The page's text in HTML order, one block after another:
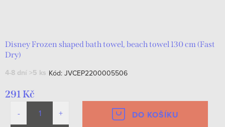
Disney Frozen shaped bath towel, beach towel 130 cm (Fast
Dry)
4-8 dní >5 ks Kód: JVCEP2200005506
291 Kč
DO KOŠÍKU